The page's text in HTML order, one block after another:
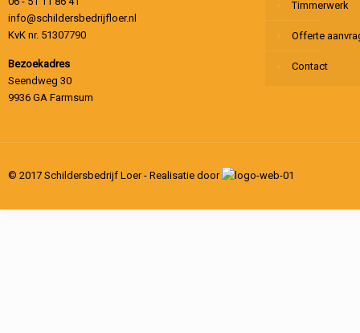
info@schildersbedrijfloer.nl
KvK nr. 51307790
Bezoekadres
Seendweg 30
9936 GA Farmsum
Timmerwerk
Offerte
Contact
© 2017 Schildersbedrijf Loer - Realisatie door